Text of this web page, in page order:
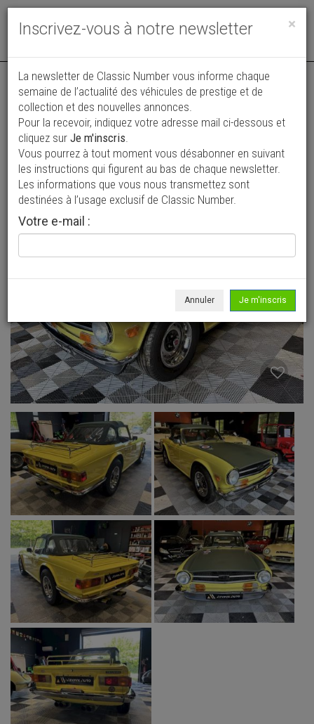
Toggle
Annonce actualisée le 24/07/2026 ( il y a 13 jours )
Triumph TR6
26 900 €
1971 Cabriolet / roadster 25 900 km
×
Inscrivez-vous à notre newsletter
La newsletter de Classic Number vous informe chaque
semaine de l’actualité des véhicules de prestige et de
collection et des nouvelles annonces.
Pour la recevoir, indiquez votre adresse mail ci-dessous et
cliquez sur Je m'inscris.
Vous pourrez à tout moment vous désabonner en suivant
les instructions qui figurent au bas de chaque newsletter.
Les informations que vous nous transmettez sont
destinées à l’usage exclusif de Classic Number.
Votre e-mail :
Annuler Je m'inscris